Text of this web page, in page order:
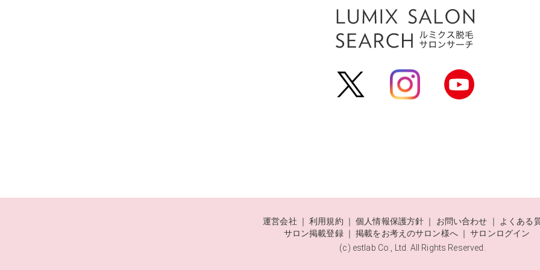
運営会社 利用規約 個人情報保護方針 お問い合わせ
よくある
サロン掲載登録
掲載をお考えのサロン様へ
サロンログイン
(c) estlab Co., Ltd. All Rights Reserved.